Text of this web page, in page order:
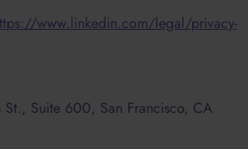
www.linkedin.com/legal/privacy-
Suite 600, San Francisco, CA